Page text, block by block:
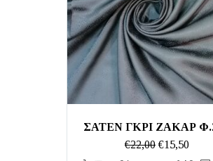
ΣΑΤΕΝ ΓΚΡΙ ΖΑΚΑΡ
€22,00 Original
€15,50Η